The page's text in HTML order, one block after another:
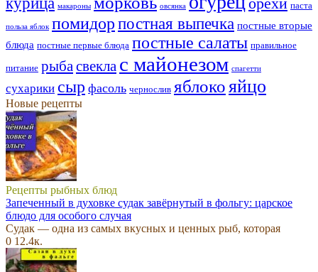
макароны овсянка паста
польза яблок помидорпостная выпечка постные вторые
блюда постные первые блюда постные салаты правильное
питание рыба свекла с майонезом спагетти
сухарики сыр фасоль чернослив яблокояйцо
Новые рецепты
Рецепты рыбных блюд
Запеченный в духовке судак завёрнутый в фольгу: царское
блюдо для особого случая
Судак — одна из самых вкусных и ценных рыб, которая
0 12.4к.